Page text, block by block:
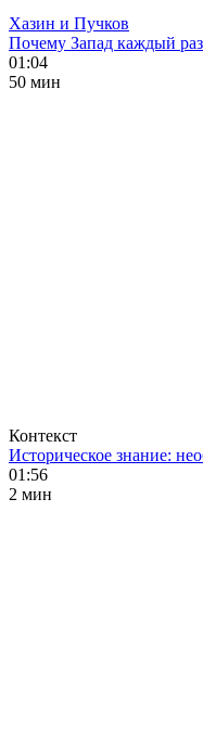
Хазин и Пучков
Почему Запад каждый
01:04
50 мин
Контекст
Историческое знание:
01:56
2 мин